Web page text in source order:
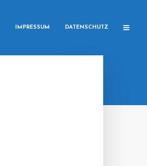
IMPRESSUM DATENSCHUTZ